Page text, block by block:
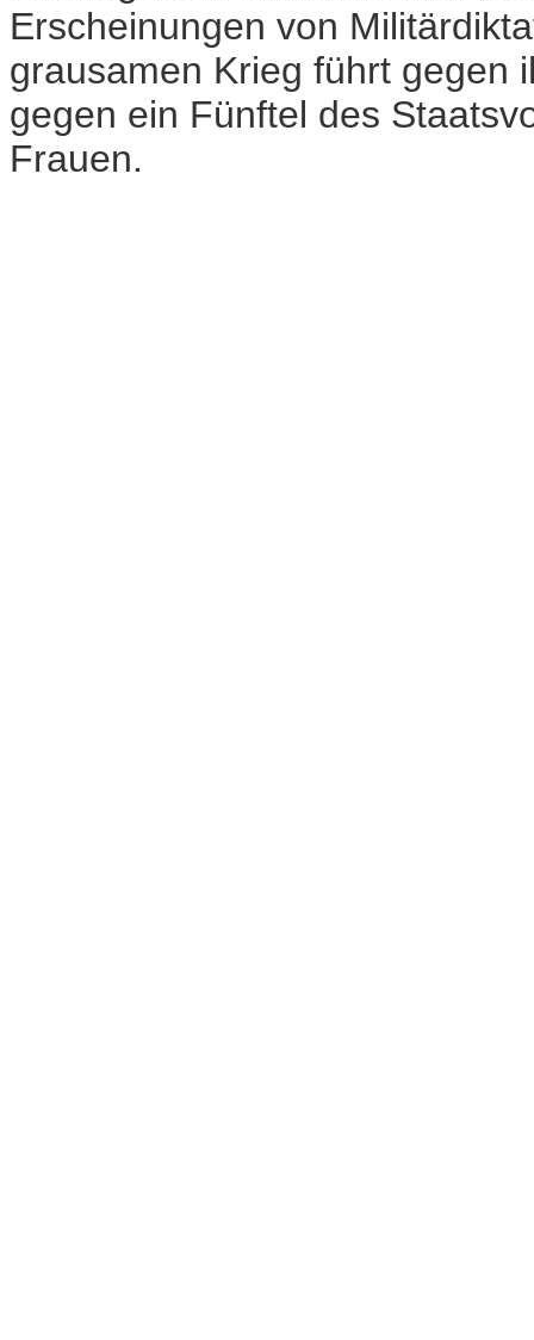
Erscheinungen von
grausamen Krieg führt gegen
gegen ein Fünftel des
Frauen.